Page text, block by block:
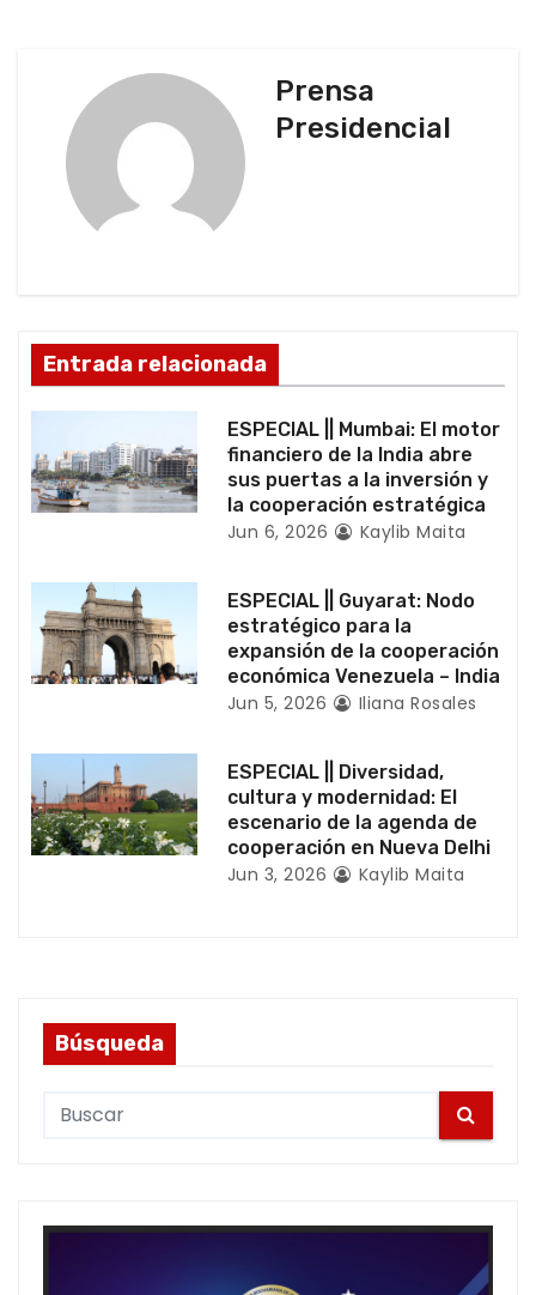
d
e
e
n
r
a
a
s
Prensa
Presidencial
Entrada relacionada
ESPECIAL || Mumbai: El motor
financiero de la India abre
sus puertas a la inversión y
la cooperación estratégica
Jun 6, 2026 Kaylib Maita
ESPECIAL || Guyarat: Nodo
estratégico para la
expansión de la cooperación
económica Venezuela – India
Jun 5, 2026 Iliana Rosales
ESPECIAL || Diversidad,
cultura y modernidad: El
escenario de la agenda de
cooperación en Nueva Delhi
Jun 3, 2026 Kaylib Maita
Búsqueda
c